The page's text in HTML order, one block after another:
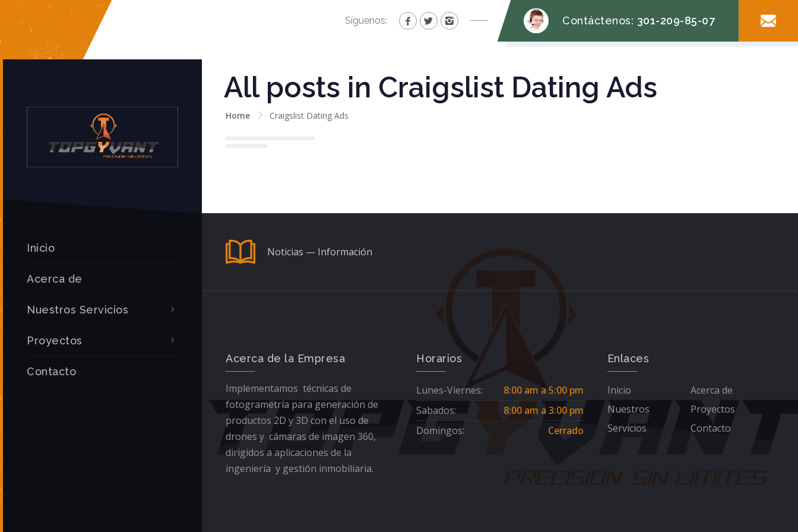
Inicio
Acerca de
Nuestros Servicios
Proyectos
Contacto
Contáctenos: 301-209-85-07
Síguenos:
All posts in Craigslist Dating Ads
Home Craigslist Dating Ads
Noticias — Información
Acerca de la Empresa
Implementamos técnicas de
fotogrametría para generación de
productos 2D y 3D con el uso de
drones y cámaras de imagen 360,
dirigidos a aplicaciones de la
ingeniería y gestión inmobiliaria.
Horarios
Lunes-Viernes:
8:00 am a 5:00 pm
Sabados:
8:00 am a 3:00 pm
Domingos:
Cerrado
Enlaces
Inicio
Acerca de
Nuestros
Servicios
Proyectos
Contacto